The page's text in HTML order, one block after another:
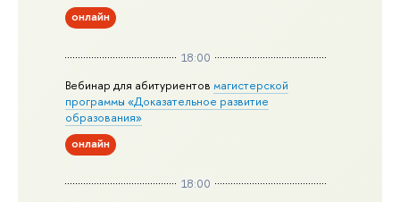
онлайн
18:00
Вебинар для абитуриентовмагистерской
программы «Доказательное развитие
образования»
онлайн
18:00